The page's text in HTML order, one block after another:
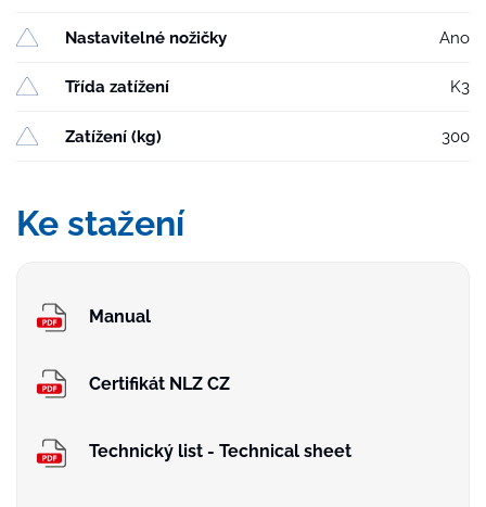
Nastavitelné nožičky Ano
Třída zatížení K3
Zatížení (kg) 300
Ke stažení
Manual
Certifikát NLZ CZ
Technický list - Technical sheet